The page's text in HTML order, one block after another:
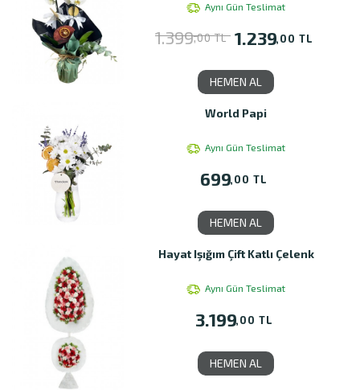
Aynı Gün Teslimat
1.399,00 TL 1.239,00 TL
HEMEN AL
World Papi
Aynı Gün Teslimat
699,00 TL
HEMEN AL
Hayat Işığım Çift Katlı Çelenk
Aynı Gün Teslimat
3.199,00 TL
HEMEN AL